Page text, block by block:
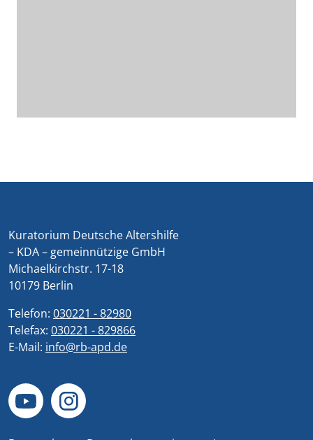
Kuratorium Deutsche Altershilfe
– KDA – gemeinnützige GmbH
Michaelkirchstr. 17-18
10179 Berlin
Telefon: 030221 - 82980
Telefax: 030221 - 829866
E-Mail: info@rb-apd.de